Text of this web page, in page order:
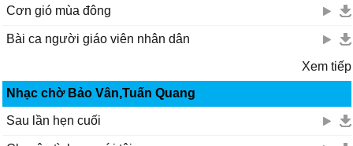
Cơn gió mùa đông
Bài ca người giáo viên nhân dân
Xem tiếp
Nhạc chờ Bảo Vân,Tuấn Quang
Sau lần hẹn cuối